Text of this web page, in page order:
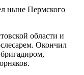
ныне Пермского
области и
Окончил